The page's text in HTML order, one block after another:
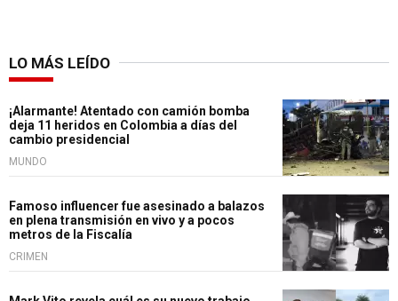
LO MÁS LEÍDO
¡Alarmante! Atentado con camión bomba
deja 11 heridos en Colombia a días del
cambio presidencial
MUNDO
Famoso influencer fue asesinado a balazos
en plena transmisión en vivo y a pocos
metros de la Fiscalía
CRIMEN